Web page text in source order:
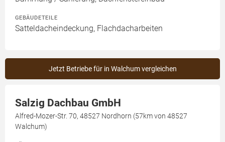
GEBÄUDETEILE
Satteldacheindeckung, Flachdacharbeiten
Jetzt Betriebe für in Walchum vergleichen
Salzig Dachbau GmbH
Alfred-Mozer-Str. 70, 48527 Nordhorn (57km von 48527
Walchum)